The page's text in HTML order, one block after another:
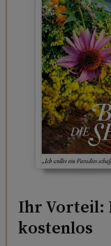
Ihr Vorteil:
kostenlos